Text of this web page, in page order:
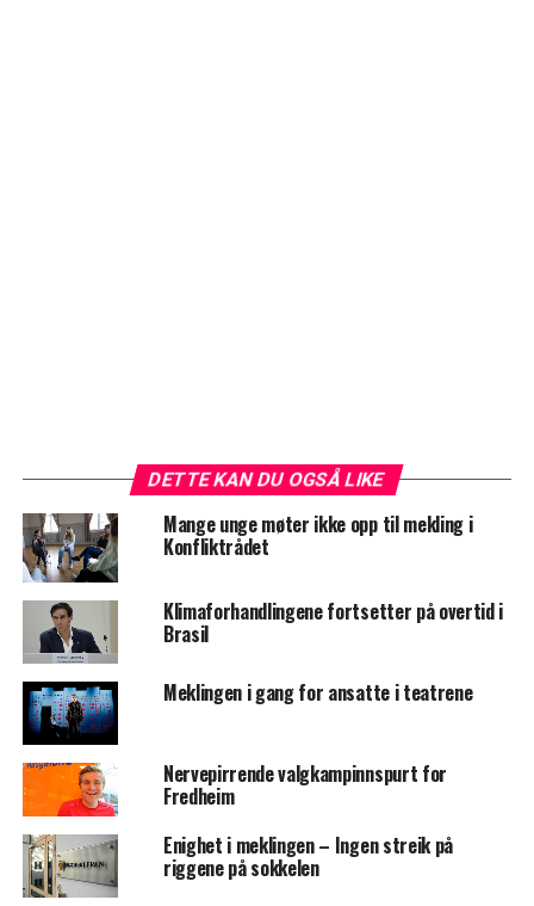
DETTE KAN DU OGSÅ LIKE
Mange unge møter ikke opp til mekling i
Konfliktrådet
Klimaforhandlingene fortsetter på overtid i
Brasil
Meklingen i gang for ansatte i teatrene
Nervepirrende valgkampinnspurt for
Fredheim
Enighet i meklingen – Ingen streik på
riggene på sokkelen